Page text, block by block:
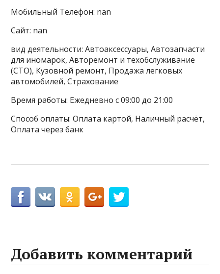
Мобильный Телефон: nan
Сайт: nan
вид деятельности: Автоаксессуары, Автозапчасти
для иномарок, Авторемонт и техобслуживание
(СТО), Кузовной ремонт, Продажа легковых
автомобилей, Страхование
Время работы: Ежедневно с 09:00 до 21:00
Способ оплаты: Оплата картой, Наличный расчёт,
Оплата через банк
Добавить комментарий